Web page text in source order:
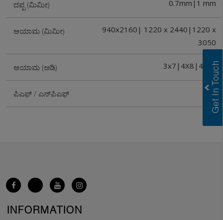
ದಪ್ಪ (ಮಿಮೀ) 0.7mm|1 mm
ಆಯಾಮ (ಮಿಮೀ)
940x2160| 1220 x 2440|1220 x
3050
ಆಯಾಮ (ಅಡಿ) 3x7|4X8|4x10
ಪಿಎಫ್ / ಎನ್‌ಪಿಎಫ್ PF
INFORMATION